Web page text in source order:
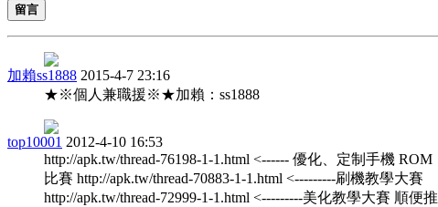
留言
加賴ss1888 2015-4-7 23:16
★※個人兼職援※★加賴：ss1888
top10001 2012-4-10 16:53
http://apk.tw/thread-76198-1-1.html <------ 優化、定制手機 ROM
比賽 http://apk.tw/thread-70883-1-1.html <---------刷機教學大賽
http://apk.tw/thread-72999-1-1.html <---------美化教學大賽 順便推